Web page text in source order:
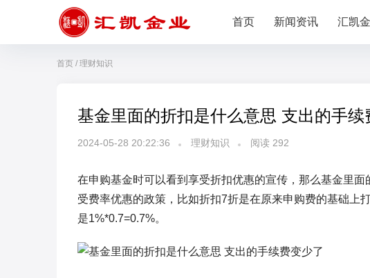
首页 新闻资讯 汇凯
首页 / 理财知识
基金里面的折扣是什么意思 支出的手续
2024-05-28 20:22:36 理财知识 阅读 292
在申购基金时可以看到享受折扣优惠的宣传，那么基金里
受费率优惠的政策，比如折扣7折是在原来申购费的基础上
是1%*0.7=0.7%。